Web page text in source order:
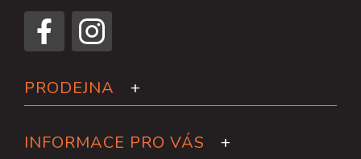
PRODEJNA
INFORMACE PRO VÁS